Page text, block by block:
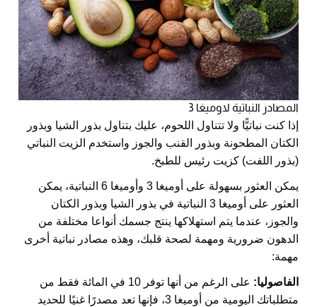
المصادر النباتية لاوميغا 3
إذا كنت نباتيًّا ولا تتناول اللحوم، عليك بتناول بذور الشيا وبذور
الكتان المطحونة وبذور القنب والجوز واستخدم الزيت النباتي
(بذور اللفت) كزيت رئيس للطبخ.
يمكن العثور بسهولة على أوميغا 3 وأوميغا 6 النباتية، يمكن
العثور على أوميغا 3 النباتية في بذور الشيا وبذور الكتان
والجوز، عندما يتم استهلاكها ينتج جسمك أنواعا مختلفة من
الدهون ضرورية ومهمة لصحة قلبك، وهذه مصادر نباتية أخرى
مهمة:
الفاصوليا:
على الرغم من أنها توفر 10 في المائة فقط من
متطلباتك اليومية من أوميغا 3، فإنها تعد مصدرًا غنيًا للحديد